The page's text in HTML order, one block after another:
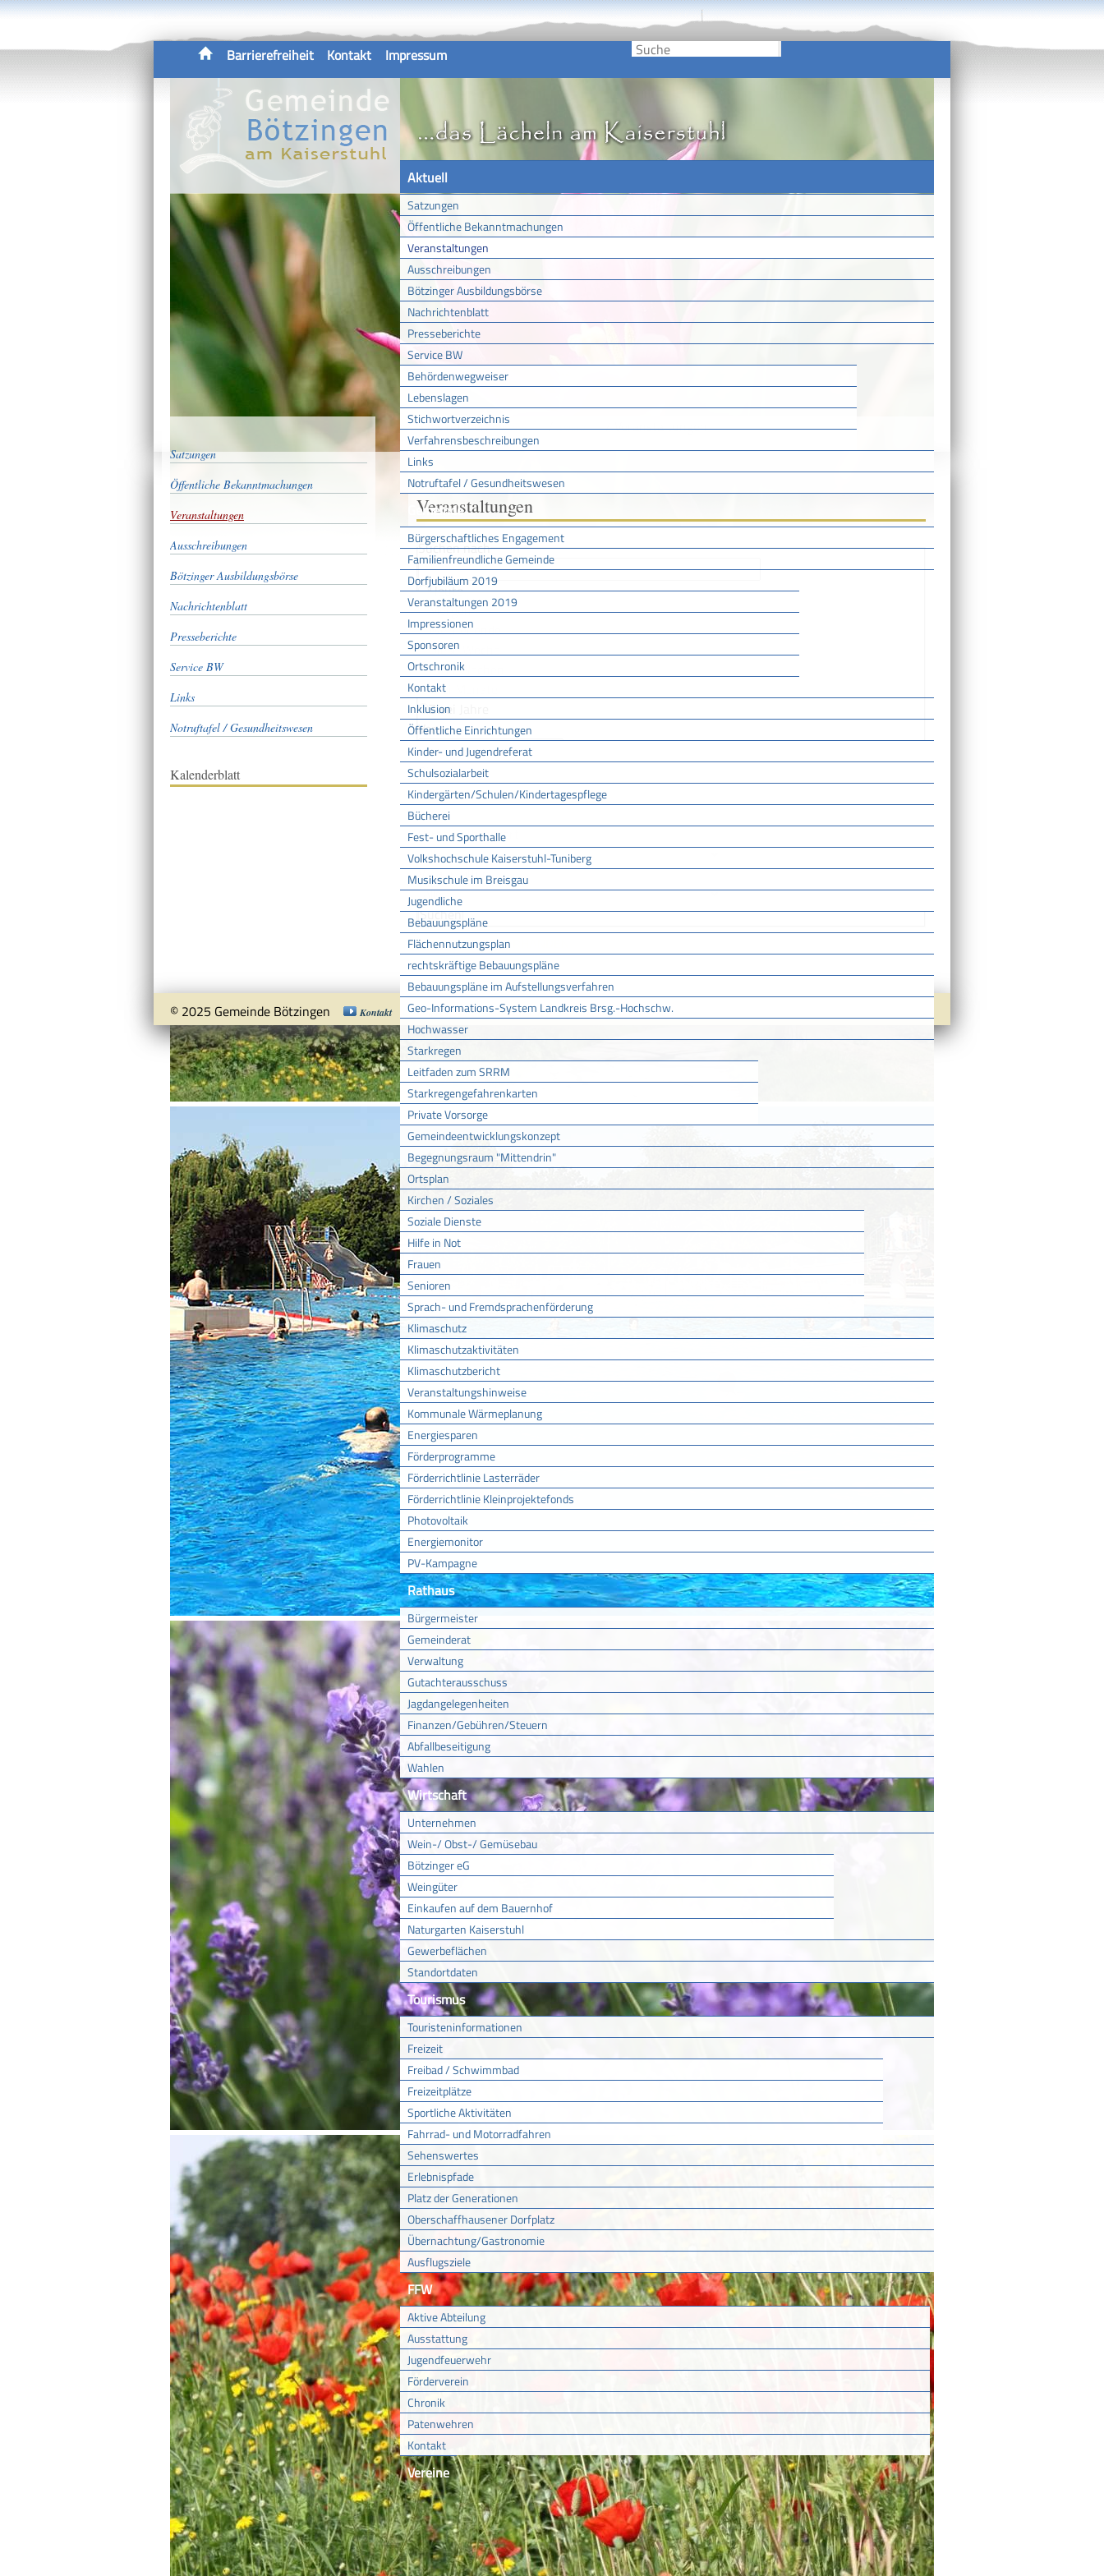
Barrierefreiheit Kontakt Impressum
Aktuell
Satzungen
Öffentliche Bekanntmachungen
Veranstaltungen
Ausschreibungen
Bötzinger Ausbildungsbörse
Nachrichtenblatt
Presseberichte
Service BW
Behördenwegweiser
Lebenslagen
Stichwortverzeichnis
Verfahrensbeschreibungen
Links
Notruftafel / Gesundheitswesen
Gemeinde
Bürgerschaftliches Engagement
Familienfreundliche Gemeinde
Dorfjubiläum 2019
Veranstaltungen 2019
Impressionen
Sponsoren
Ortschronik
Kontakt
Inklusion
Öffentliche Einrichtungen
Kinder- und Jugendreferat
Schulsozialarbeit
Kindergärten/Schulen/Kindertagespflege
Bücherei
Fest- und Sporthalle
Volkshochschule Kaiserstuhl-Tuniberg
Musikschule im Breisgau
Jugendliche
Bebauungspläne
Flächennutzungsplan
rechtskräftige Bebauungspläne
Bebauungspläne im Aufstellungsverfahren
Geo-Informations-System Landkreis Brsg.-Hochschw.
Hochwasser
Starkregen
Leitfaden zum SRRM
Starkregengefahrenkarten
Private Vorsorge
Gemeindeentwicklungskonzept
Begegnungsraum "Mittendrin"
Ortsplan
Kirchen / Soziales
Soziale Dienste
Hilfe in Not
Frauen
Senioren
Sprach- und Fremdsprachenförderung
Klimaschutz
Klimaschutzaktivitäten
Klimaschutzbericht
Veranstaltungshinweise
Kommunale Wärmeplanung
Energiesparen
Förderprogramme
Förderrichtlinie Lasterräder
Förderrichtlinie Kleinprojektefonds
Photovoltaik
Energiemonitor
PV-Kampagne
Rathaus
Bürgermeister
Gemeinderat
Verwaltung
Gutachterausschuss
Jagdangelegenheiten
Finanzen/Gebühren/Steuern
Abfallbeseitigung
Wahlen
Wirtschaft
Unternehmen
Wein-/ Obst-/ Gemüsebau
Bötzinger eG
Weingüter
Einkaufen auf dem Bauernhof
Naturgarten Kaiserstuhl
Gewerbeflächen
Standortdaten
Tourismus
Touristeninformationen
Freizeit
Freibad / Schwimmbad
Freizeitplätze
Sportliche Aktivitäten
Fahrrad- und Motorradfahren
Sehenswertes
Erlebnispfade
Platz der Generationen
Oberschaffhausener Dorfplatz
Übernachtung/Gastronomie
Ausflugsziele
FFW
Aktive Abteilung
Ausstattung
Jugendfeuerwehr
Förderverein
Chronik
Patenwehren
Kontakt
Vereine
Satzungen
Öffentliche Bekanntmachungen
Veranstaltungen
Ausschreibungen
Bötzinger Ausbildungsbörse
Nachrichtenblatt
Presseberichte
Service BW
Links
Notruftafel / Gesundheitswesen
Kalenderblatt
Sie sind hier:Startseite /Aktuell /Veranstaltungen
Veranstaltungen
Suchen nach
Heute
Morgen
Wochenende
Diese Woche
Zwei Wochen
Drei Monate
Zwei Jahre
Von
Bis
Veranstaltungsort
Veranstalter
KEINE DATEN VORHANDEN
© 2025 Gemeinde Bötzingen Kontakt Impressum Datenschutz nach oben Cookies